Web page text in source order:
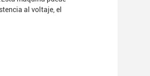
al voltaje, el